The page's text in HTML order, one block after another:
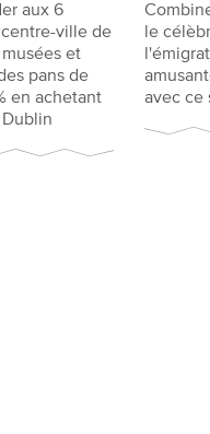
aux 6
ville de
et
pans de
en achetant
le
avec ce